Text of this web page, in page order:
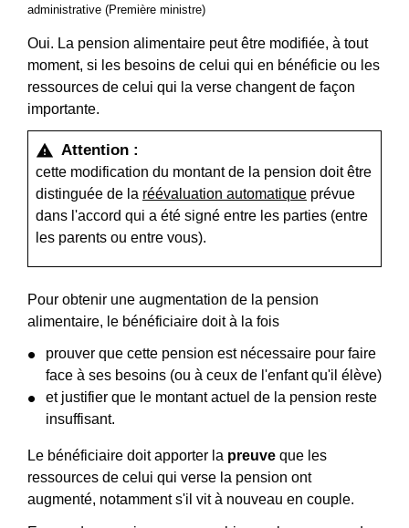
administrative (Première ministre)
Oui. La pension alimentaire peut être modifiée, à tout
moment, si les besoins de celui qui en bénéficie ou les
ressources de celui qui la verse changent de façon
importante.
warning Attention :
cette modification du montant de la pension doit être
distinguée de la réévaluation automatique prévue
dans l'accord qui a été signé entre les parties (entre
les parents ou entre vous).
Pour obtenir une augmentation de la pension
alimentaire, le bénéficiaire doit à la fois
prouver que cette pension est nécessaire pour faire
face à ses besoins (ou à ceux de l'enfant qu'il élève)
et justifier que le montant actuel de la pension reste
insuffisant.
Le bénéficiaire doit apporter la preuve que les
ressources de celui qui verse la pension ont
augmenté, notamment s'il vit à nouveau en couple.